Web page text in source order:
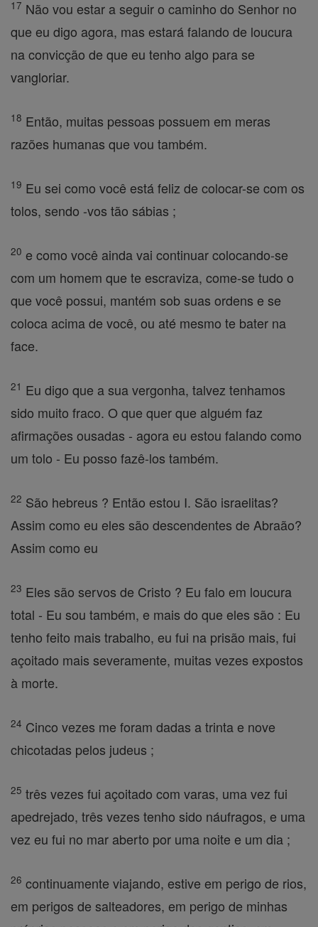
17 Não vou estar a seguir o caminho do Senhor no
que eu digo agora, mas estará falando de loucura
na convicção de que eu tenho algo para se
vangloriar.
18 Então, muitas pessoas possuem em meras
razões humanas que vou também.
19 Eu sei como você está feliz de colocar-se com os
tolos, sendo -vos tão sábias ;
20 e como você ainda vai continuar colocando-se
com um homem que te escraviza, come-se tudo o
que você possui, mantém sob suas ordens e se
coloca acima de você, ou até mesmo te bater na
face.
21 Eu digo que a sua vergonha, talvez tenhamos
sido muito fraco. O que quer que alguém faz
afirmações ousadas - agora eu estou falando como
um tolo - Eu posso fazê-los também.
22 São hebreus ? Então estou I. São israelitas?
Assim como eu eles são descendentes de Abraão?
Assim como eu
23 Eles são servos de Cristo ? Eu falo em loucura
total - Eu sou também, e mais do que eles são : Eu
tenho feito mais trabalho, eu fui na prisão mais, fui
açoitado mais severamente, muitas vezes expostos
à morte.
24 Cinco vezes me foram dadas a trinta e nove
chicotadas pelos judeus ;
25 três vezes fui açoitado com varas, uma vez fui
apedrejado, três vezes tenho sido náufragos, e uma
vez eu fui no mar aberto por uma noite e um dia ;
26 continuamente viajando, estive em perigo de rios,
em perigos de salteadores, em perigo de minhas